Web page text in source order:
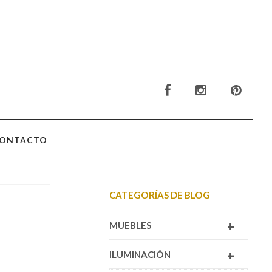
CATEGORÍAS DE BLOG
+
MUEBLES
+
ILUMINACIÓN